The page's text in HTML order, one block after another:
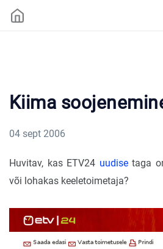
Kiima
04 sept 2006
Huvitav, kas ETV24 uudisetaga
või lohakas keeletoimetaja?